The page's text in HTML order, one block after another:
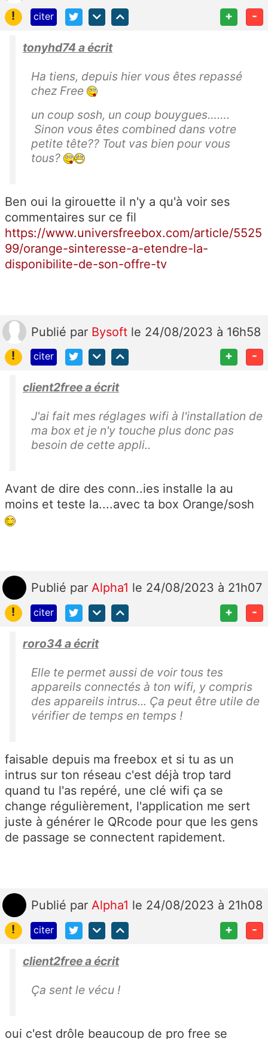
!
citer + -
tonyhd74 a écrit
Ha tiens, depuis hier vous êtes repassé
chez Free
un coup sosh, un coup bouygues…….
Sinon vous êtes combined dans votre
petite tête?? Tout vas bien pour vous
tous?
Ben oui la girouette il n'y a qu'à voir ses
commentaires sur ce fil
https://www.universfreebox.com/article/5525
99/orange-sinteresse-a-etendre-la-
disponibilite-de-son-offre-tv
Publié par Bysoft le 24/08/2023 à 16h58
!
citer + -
client2free a écrit
J'ai fait mes réglages wifi à l'installation de
ma box et je n'y touche plus donc pas
besoin de cette appli..
Avant de dire des conn..ies installe la au
moins et teste la....avec ta box Orange/sosh
Publié par Alpha1 le 24/08/2023 à 21h07
!
citer + -
roro34 a écrit
Elle te permet aussi de voir tous tes
appareils connectés à ton wifi, y compris
des appareils intrus... Ça peut être utile de
vérifier de temps en temps !
faisable depuis ma freebox et si tu as un
intrus sur ton réseau c'est déjà trop tard
quand tu l'as repéré, une clé wifi ça se
change régulièrement, l'application me sert
juste à générer le QRcode pour que les gens
de passage se connectent rapidement.
Publié par Alpha1 le 24/08/2023 à 21h08
!
citer + -
client2free a écrit
Ça sent le vécu !
oui c'est drôle beaucoup de pro free se